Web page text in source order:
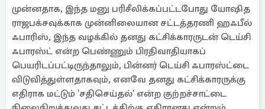
முன்னதாக, இந்த மனு பரிசீலிக்கப்பட்டபோது ​​யோஷித
ராஜபக்சவுக்காக முன்னிலையான சட்டத்தரணி ஹஃபீல்
ஃபாரிஸ், இந்த வழக்கில் தனது கட்சிக்காரருடன் டெய்சி
ஃபாரஸ்ட் என்ற பெண்ணும் பிரதிவாதியாகப்
பெயரிடப்பட்டிருந்தாலும், பின்னர் டெய்சி ஃபாரஸ்ட்டை
விடுவித்துள்ளதாகவும், எனவே தனது கட்சிக்காரருக்கு
எதிராக மட்டும் 'சதிசெய்தல்' என்ற குற்றச்சாட்டை